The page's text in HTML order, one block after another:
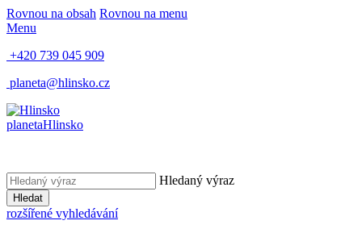
Rovnou na obsah Rovnou na menu
Menu
+420 739 045 909
planeta@hlinsko.cz
planetaHlinsko
Hledaný výraz
Hledat
rozšířené vyhledávání